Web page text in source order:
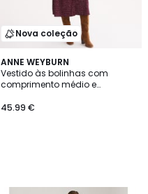
Nova coleção
ANNE WEYBURN
Vestido às bolinhas com
comprimento médio e
viscose stretch
45.99 €